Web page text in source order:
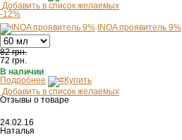
Добавить в список желаемых
-12%
INOA проявитель 9%
82 грн.
72 грн.
В наличии
Подробнее
Купить
Добавить в список желаемых
Отзывы о товаре
24.02.16
Наталья